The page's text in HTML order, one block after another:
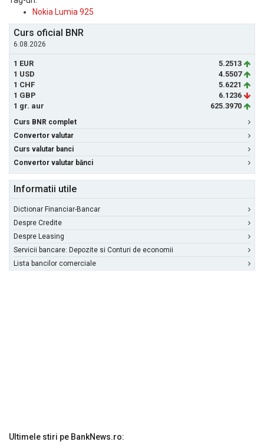
Nokia Lumia 925
Curs oficial BNR
6.08.2026
1 EUR
5.2513
1 USD
4.5507
1 CHF
5.6221
1 GBP
6.1236
1 gr. aur
625.3970
Curs BNR complet
Convertor valutar
Curs valutar banci
Convertor valutar bănci
Informatii utile
Dictionar Financiar-Bancar
Despre Credite
Despre Leasing
Servicii bancare: Depozite si Conturi de economii
Lista bancilor comerciale
Ultimele stiri pe BankNews.ro: